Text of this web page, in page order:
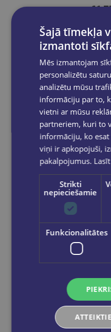
ILMĀRS
Šajā tīmekļa
izmantoti
Mēs izmantojam
personalizētu
analizētu mūsu
informāciju par to,
vietni ar mūsu
partneriem, kuri to
informāciju, ko
viņi ir apkopojuši,
pakalpojumus.
Strikti
nepieciešamie
Funkcionalitātes